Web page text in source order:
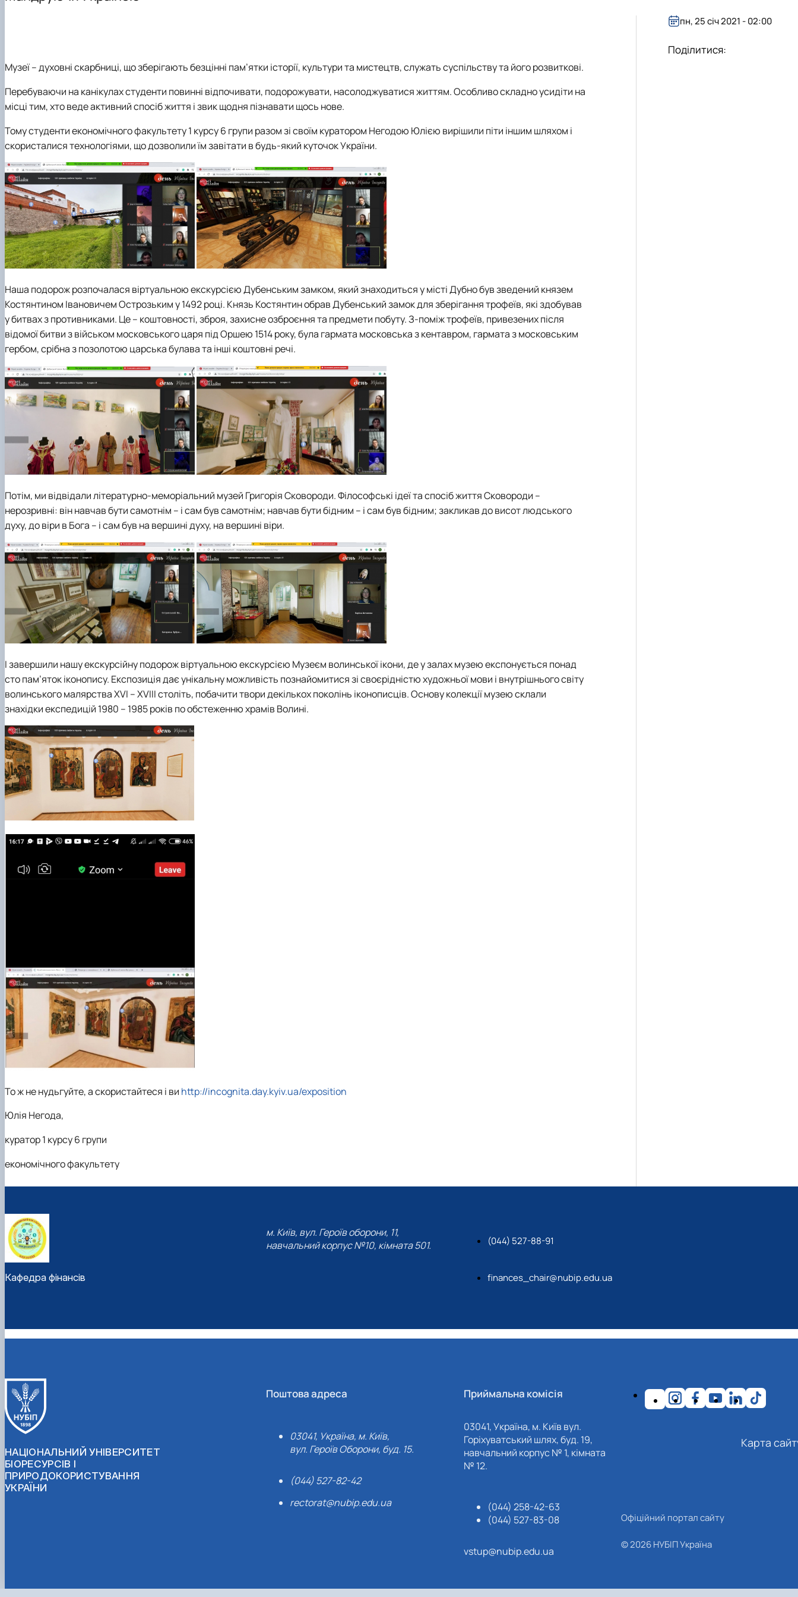
Офіційні документи
Тематика магістерських робіт
Академічна доброчесність
ОС PhD ОНП "Фінанси, банківська справа, страхування та фондовий ринок"
Науковий гурток "Фінансист"
Музеї – духовні скарбниці, що зберігають безцінні пам’ятки історії, культури та мистецтв, служать суспільству та його розвиткові.
Перебуваючи на канікулах студенти повинні відпочивати, подорожувати, насолоджуватися життям. Особливо складно усидіти на
місці тим, хто веде активний спосіб життя і звик щодня пізнавати щось нове.
Тому студенти економічного факультету 1 курсу 6 групи разом зі своїм куратором Негодою Юлією вирішили піти іншим шляхом і
скористалися технологіями, що дозволили їм завітати в будь-який куточок України.
Наша подорож розпочалася віртуальною екскурсією Дубенським замком, який знаходиться у місті Дубно був зведений князем
Костянтином Івановичем Острозьким у 1492 році. Князь Костянтин обрав Дубенський замок для зберігання трофеїв, які здобував
у битвах з противниками. Це – коштовності, зброя, захисне озброєння та предмети побуту. З-поміж трофеїв, привезених після
відомої битви з військом московського царя під Оршею 1514 року, була гармата московська з кентавром, гармата з московським
гербом, срібна з позолотою царська булава та інші коштовні речі.
Потім, ми відвідали літературно-меморіальний музей Григорія Сковороди. Філософські ідеї та спосіб життя Сковороди –
нерозривні: він навчав бути самотнім – і сам був самотнім; навчав бути бідним – і сам був бідним; закликав до висот людського
духу, до віри в Бога – і сам був на вершині духу, на вершині віри.
І завершили нашу екскурсійну подорож віртуальною екскурсією Музеєм волинської ікони, де у залах музею експонується понад
сто пам’яток іконопису. Експозиція дає унікальну можливість познайомитися зі своєрідністю художньої мови і внутрішнього світу
волинського малярства XVI – XVIII століть, побачити твори декількох поколінь іконописців. Основу колекції музею склали
знахідки експедицій 1980 – 1985 років по обстеженню храмів Волині.
То ж не нудьгуйте, а скористайтеся і ви http://incognita.day.kyiv.ua/exposition
Юлія Негода,
куратор 1 курсу 6 групи
економічного факультету
пн, 25 січ 2021 - 02:00
Поділитися:
Кафедра фінансів
м. Київ, вул. Героїв оборони, 11,
навчальний корпус №10, кімната 501.
(044) 527-88-91
finances_chair@nubip.edu.ua
НАЦІОНАЛЬНИЙ УНІВЕРСИТЕТ
БІОРЕСУРСІВ І
ПРИРОДОКОРИСТУВАННЯ
УКРАЇНИ
Поштова адреса
03041, Україна, м. Київ,
вул. Героїв Оборони, буд. 15.
(044) 527-82-42
rectorat@nubip.edu.ua
Приймальна комісія
03041, Україна, м. Київ вул.
Горіхуватський шлях, буд. 19,
навчальний корпус № 1, кімната
№ 12.
(044) 258-42-63
(044) 527-83-08
vstup@nubip.edu.ua
Карта
Офіційний портал сайту
© 2026 НУБІП Україна